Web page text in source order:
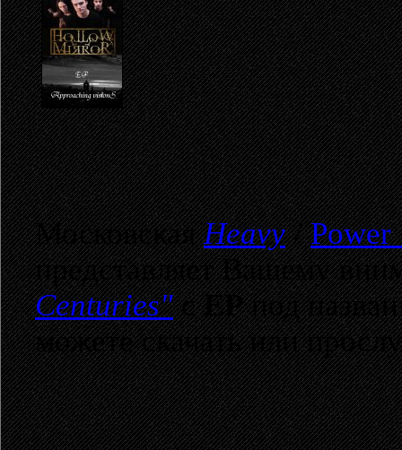
МосковскаяHeavy/
представляет Вашему
Centuries"сEPпод
можете скачать или